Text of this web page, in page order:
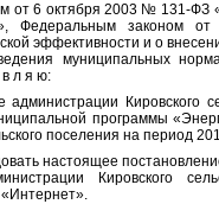
6 октября 2003 № 131-ФЗ
Федеральным
эффективности и о
муниципальных
л я ю:
Кировского
программы
поселения на период
настоящее
Кировского